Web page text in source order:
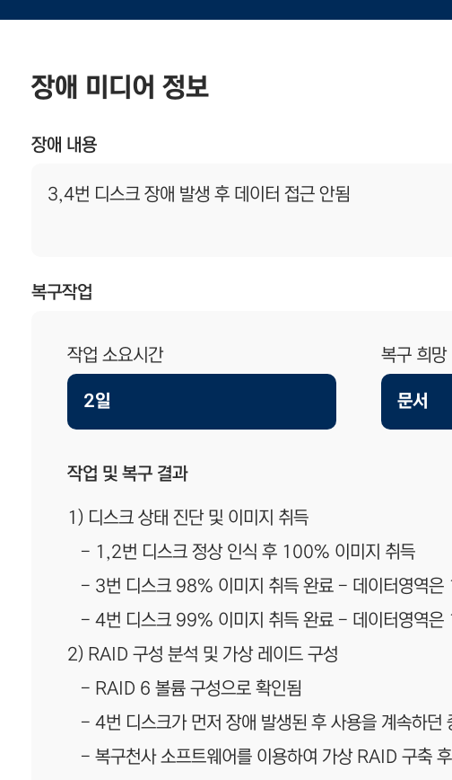
장애 미디어 정보
장애 내용
3,4번 디스크 장애 발생 후 데이터 접근 안됨
복구작업
작업 소요시간
2일
복구 희망
문서
작업 및 복구 결과
1) 디스크 상태 진단 및 이미지 취득
- 1,2번 디스크 정상 인식 후 100% 이미지 취득
- 3번 디스크 98% 이미지 취득 완료 - 데이터영역은
- 4번 디스크 99% 이미지 취득 완료 - 데이터영역은
2) RAID 구성 분석 및 가상 레이드 구성
- RAID 6 볼륨 구성으로 확인됨
- 4번 디스크가 먼저 장애 발생된 후 사용을 계속하
- 복구천사 소프트웨어를 이용하여 가상 RAID 구축